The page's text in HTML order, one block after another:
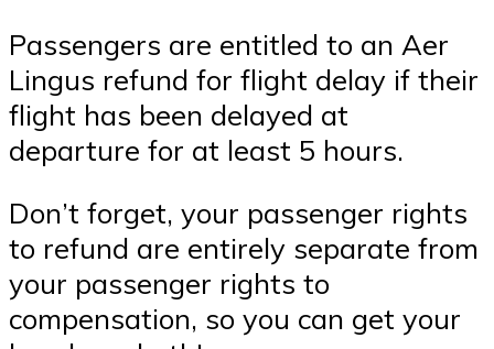
Passengers are entitled to an Aer
Lingus refund for flight delay if their
flight has been delayed at
departure for at least 5 hours.
Don’t forget, your passenger rights
to refund are entirely separate from
your passenger rights to
compensation, so you can get your